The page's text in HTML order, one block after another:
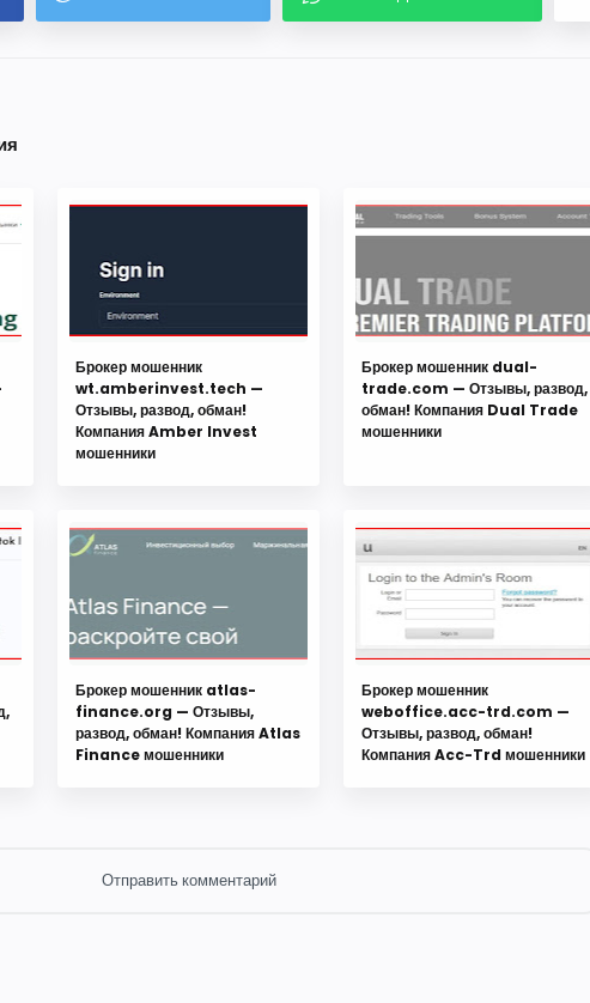
Брокер мошенник
wt.amberinvest.tech —
Отзывы, развод, обман!
Компания Amber Invest
мошенники
Брокер мошенник dual-
trade.com — Отзывы, развод,
обман! Компания Dual Trade
мошенники
Брокер мошенник atlas-
finance.org — Отзывы,
развод, обман! Компания Atlas
Finance мошенники
Брокер мошенник
weboffice.acc-trd.com —
Отзывы, развод, обман!
Компания Acc-Trd мошенники
Отправить комментарий